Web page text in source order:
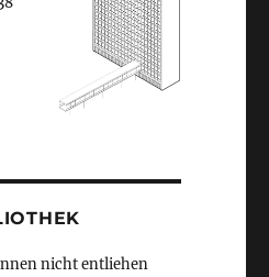
nicht entliehen